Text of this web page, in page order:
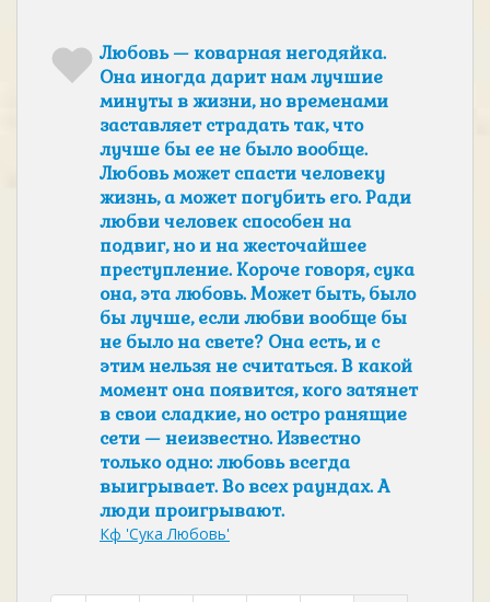
Любовь — коварная негодяйка.
Она иногда дарит нам лучшие
минуты в жизни, но временами
заставляет страдать так, что
лучше бы ее не было вообще.
Любовь может спасти человеку
жизнь, а может погубить его. Ради
любви человек способен на
подвиг, но и на жесточайшее
преступление. Короче говоря, сука
она, эта любовь. Может быть, было
бы лучше, если любви вообще бы
не было на свете? Она есть, и с
этим нельзя не считаться. В какой
момент она появится, кого затянет
в свои сладкие, но остро ранящие
сети — неизвестно. Известно
только одно: любовь всегда
выигрывает. Во всех раундах. А
люди проигрывают.
Кф 'Сука Любовь'